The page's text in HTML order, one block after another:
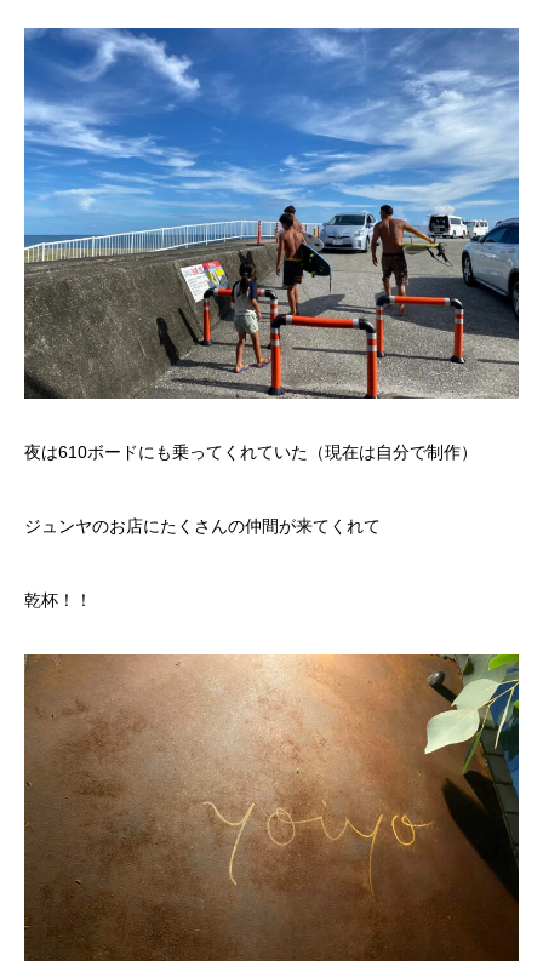
夜は610ボードにも乗ってくれていた（現在は自分で制作）
ジュンヤのお店にたくさんの仲間が来てくれて
乾杯！！